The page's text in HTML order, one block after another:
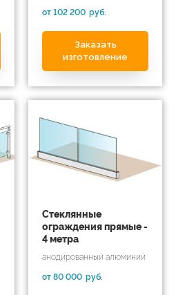
от 102 200 руб.
Заказать
изготовление
Стеклянные
ограждения прямые -
4 метра
анодированный алюминий
от 80 000 руб.